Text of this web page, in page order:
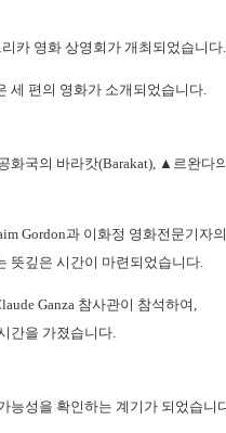
카 영화 상영회가 개최되었습니다.
세 편의 영화가 소개되었습니다.
화국의 바라캇(Barakat) , ▲르완다
Gordon과 이화정 영화전문기자의
뜻깊은 시간이 마련되었습니다.
Ganza 참사관이 참석하여,
간을 가졌습니다.
능성을 확인하는 계기가 되었습니